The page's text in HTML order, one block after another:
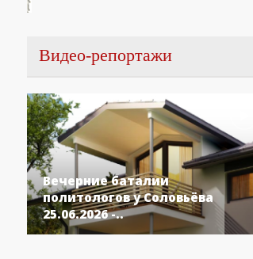
Видео-репортажи
Вечерние баталии
политологов у Соловьёва
25.06.2026 -..